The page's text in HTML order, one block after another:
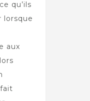
qu’ils
aux